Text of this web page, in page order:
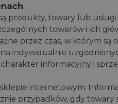
produkty, towary lub
towarów i ich
przez czas, w którym są
indywidualnie
informacyjny i
internetowym.
przypadków, gdy towary